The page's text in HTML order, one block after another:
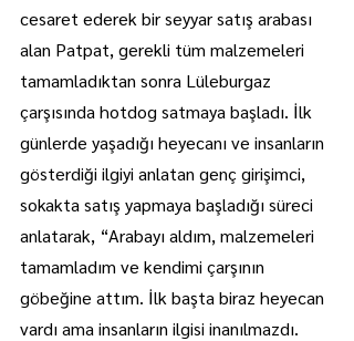
cesaret ederek bir seyyar satış arabası
alan Patpat, gerekli tüm malzemeleri
tamamladıktan sonra Lüleburgaz
çarşısında hotdog satmaya başladı. İlk
günlerde yaşadığı heyecanı ve insanların
gösterdiği ilgiyi anlatan genç girişimci,
sokakta satış yapmaya başladığı süreci
anlatarak, “Arabayı aldım, malzemeleri
tamamladım ve kendimi çarşının
göbeğine attım. İlk başta biraz heyecan
vardı ama insanların ilgisi inanılmazdı.